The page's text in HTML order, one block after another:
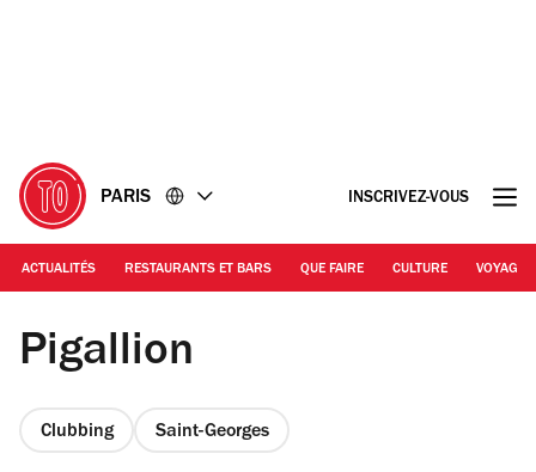
PARIS INSCRIVEZ-VOUS
ACTUALITÉS RESTAURANTS ET BARS QUE FAIRE CULTURE VOYAGE
Pigallion © Jacob Khrist
Pigallion
Clubbing Saint-Georges